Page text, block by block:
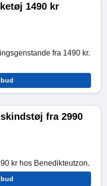
1490 kr
fra 1490 kr.
fra 2990
kr hos Benedikteutzon.